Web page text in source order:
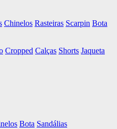
Chinelos Rasteiras Scarpin Bota
Cropped Calças Shorts Jaqueta
Bota Sandálias